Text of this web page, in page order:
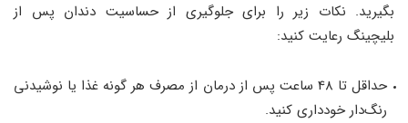
بگیرید. نکات زیر را برای جلوگیری از حساسیت دندان پس از
بلیچینگ رعایت کنید:
حداقل تا 48 ساعت پس از درمان از مصرف هر گونه غذا یا نوشیدنی
رنگ‌دار خودداری کنید.